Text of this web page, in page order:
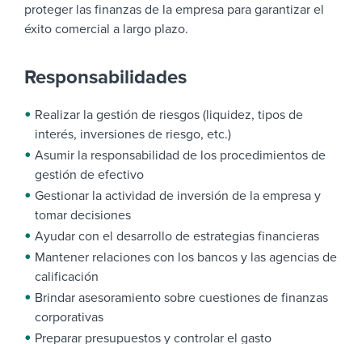
proteger las finanzas de la empresa para garantizar el
éxito comercial a largo plazo.
Responsabilidades
Realizar la gestión de riesgos (liquidez, tipos de
interés, inversiones de riesgo, etc.)
Asumir la responsabilidad de los procedimientos de
gestión de efectivo
Gestionar la actividad de inversión de la empresa y
tomar decisiones
Ayudar con el desarrollo de estrategias financieras
Mantener relaciones con los bancos y las agencias de
calificación
Brindar asesoramiento sobre cuestiones de finanzas
corporativas
Preparar presupuestos y controlar el gasto